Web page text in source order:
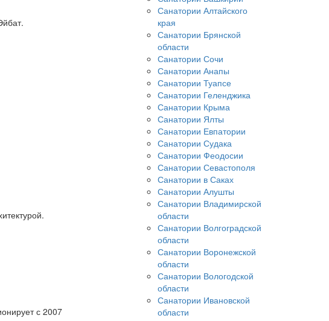
с 2007
Санатории Алтайского
края
Санатории Брянской
области
Санатории Сочи
Санатории Анапы
Санатории Туапсе
Санатории Геленджика
Санатории Крыма
Санатории Ялты
Санатории Евпатории
Санатории Судака
Санатории Феодосии
Санатории Севастополя
Санатории в Саках
Санатории Алушты
Санатории Владимирской
области
Санатории Волгоградской
области
Санатории Воронежской
области
Санатории Вологодской
области
Санатории Ивановской
области